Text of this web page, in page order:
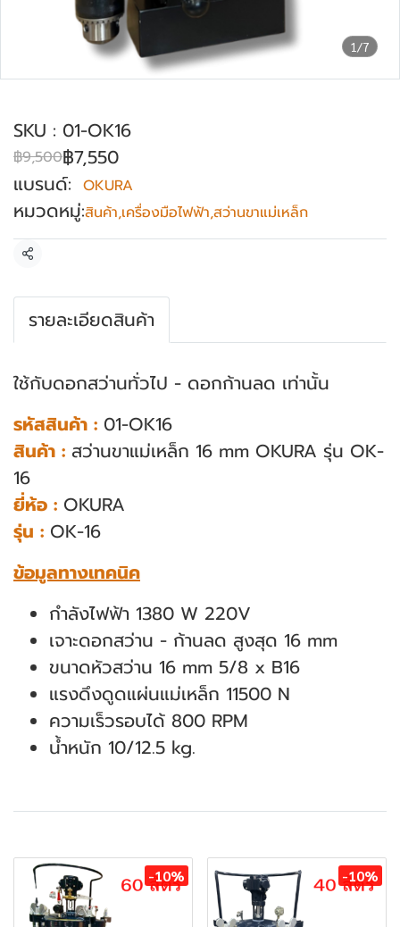
1/7
SKU : 01-OK16
฿9,500฿7,550
แบรนด์: OKURA
หมวดหมู่:สินค้า,เครื่องมือไฟฟ้า,สว่านขาแม่เหล็ก
แชร์
รายละเอียดสินค้า
ใช้กับดอกสว่านทั่วไป - ดอกก้านลด เท่านั้น
รหัสสินค้า : 01-OK16
สินค้า : สว่านขาแม่เหล็ก 16 mm OKURA รุ่น OK-
16
ยี่ห้อ : OKURA
รุ่น : OK-16
ข้อมูลทางเทคนิค
กําลังไฟฟ้า 1380 W 220V
เจาะดอกสว่าน - ก้านลด สูงสุด 16 mm
ขนาดหัวสว่าน 16 mm 5/8 x B16
แรงดึงดูดแผ่นแม่เหล็ก 11500 N
ความเร็วรอบได้ 800 RPM
น้ำหนัก 10/12.5 kg.
-10% -10%